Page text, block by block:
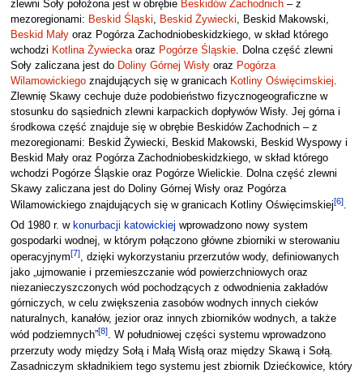
zlewni Soły położona jest w obrębie Beskidów Zachodnich– z
mezoregionami: Beskid Śląski Beskid Żywiecki , Beskid Makowski,
Beskid Małyoraz Pogórza Zachodniobeskidzkiego, w skład którego
wchodzi Kotlina Żywieckaoraz Pogórze Śląskie. Dolna część zlewni
Soły zaliczana jest do Doliny Górnej Wisłyoraz Pogórza
Wilamowickiegoznajdujących się w granicach Kotliny Oświęcimskiej
Zlewnię Skawy cechuje duże podobieństwo fizycznogeograficzne w
stosunku do sąsiednich zlewni karpackich dopływów Wisły. Jej górna i
środkowa część znajduje się w obrębie Beskidów Zachodnich – z
mezoregionami: Beskid Żywiecki, Beskid Makowski, Beskid Wyspowy i
Beskid Mały oraz Pogórza Zachodniobeskidzkiego, w skład którego
wchodzi Pogórze Śląskie oraz Pogórze Wielickie. Dolna część zlewni
Skawy zaliczana jest do Doliny Górnej Wisły oraz Pogórza
Wilamowickiego znajdujących się w granicach Kotliny Oświęcimskiej[6].
Od 1980 r. w konurbacji katowickiej wprowadzono nowy system
gospodarki wodnej, w którym połączono główne zbiorniki w sterowaniu
operacyjnym[7], dzięki wykorzystaniu przerzutów wody, definiowanych
jako „ujmowanie i przemieszczanie wód powierzchniowych oraz
niezanieczyszczonych wód pochodzących z odwodnienia zakładów
górniczych, w celu zwiększenia zasobów wodnych innych cieków
naturalnych, kanałów, jezior oraz innych zbiorników wodnych, a także
wód podziemnych”[8]. W południowej części systemu wprowadzono
przerzuty wody między Sołą i Małą Wisłą oraz między Skawą i Sołą.
Zasadniczym składnikiem tego systemu jest zbiornik Dziećkowice, który